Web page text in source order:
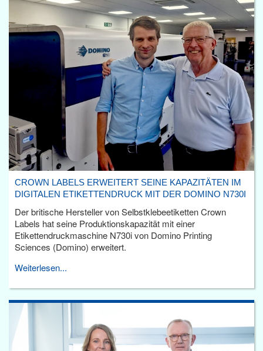
CROWN LABELS ERWEITERT SEINE KAPAZITÄTEN IM
DIGITALEN ETIKETTENDRUCK MIT DER DOMINO N730I
Der britische Hersteller von Selbstklebeetiketten Crown
Labels hat seine Produktionskapazität mit einer
Etikettendruckmaschine N730i von Domino Printing
Sciences (Domino) erweitert.
Weiterlesen...